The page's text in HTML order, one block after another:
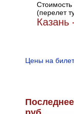
(перелет
Цены на